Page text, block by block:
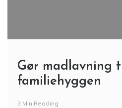
Gør madlavning
familiehyggen
3 Min Reading